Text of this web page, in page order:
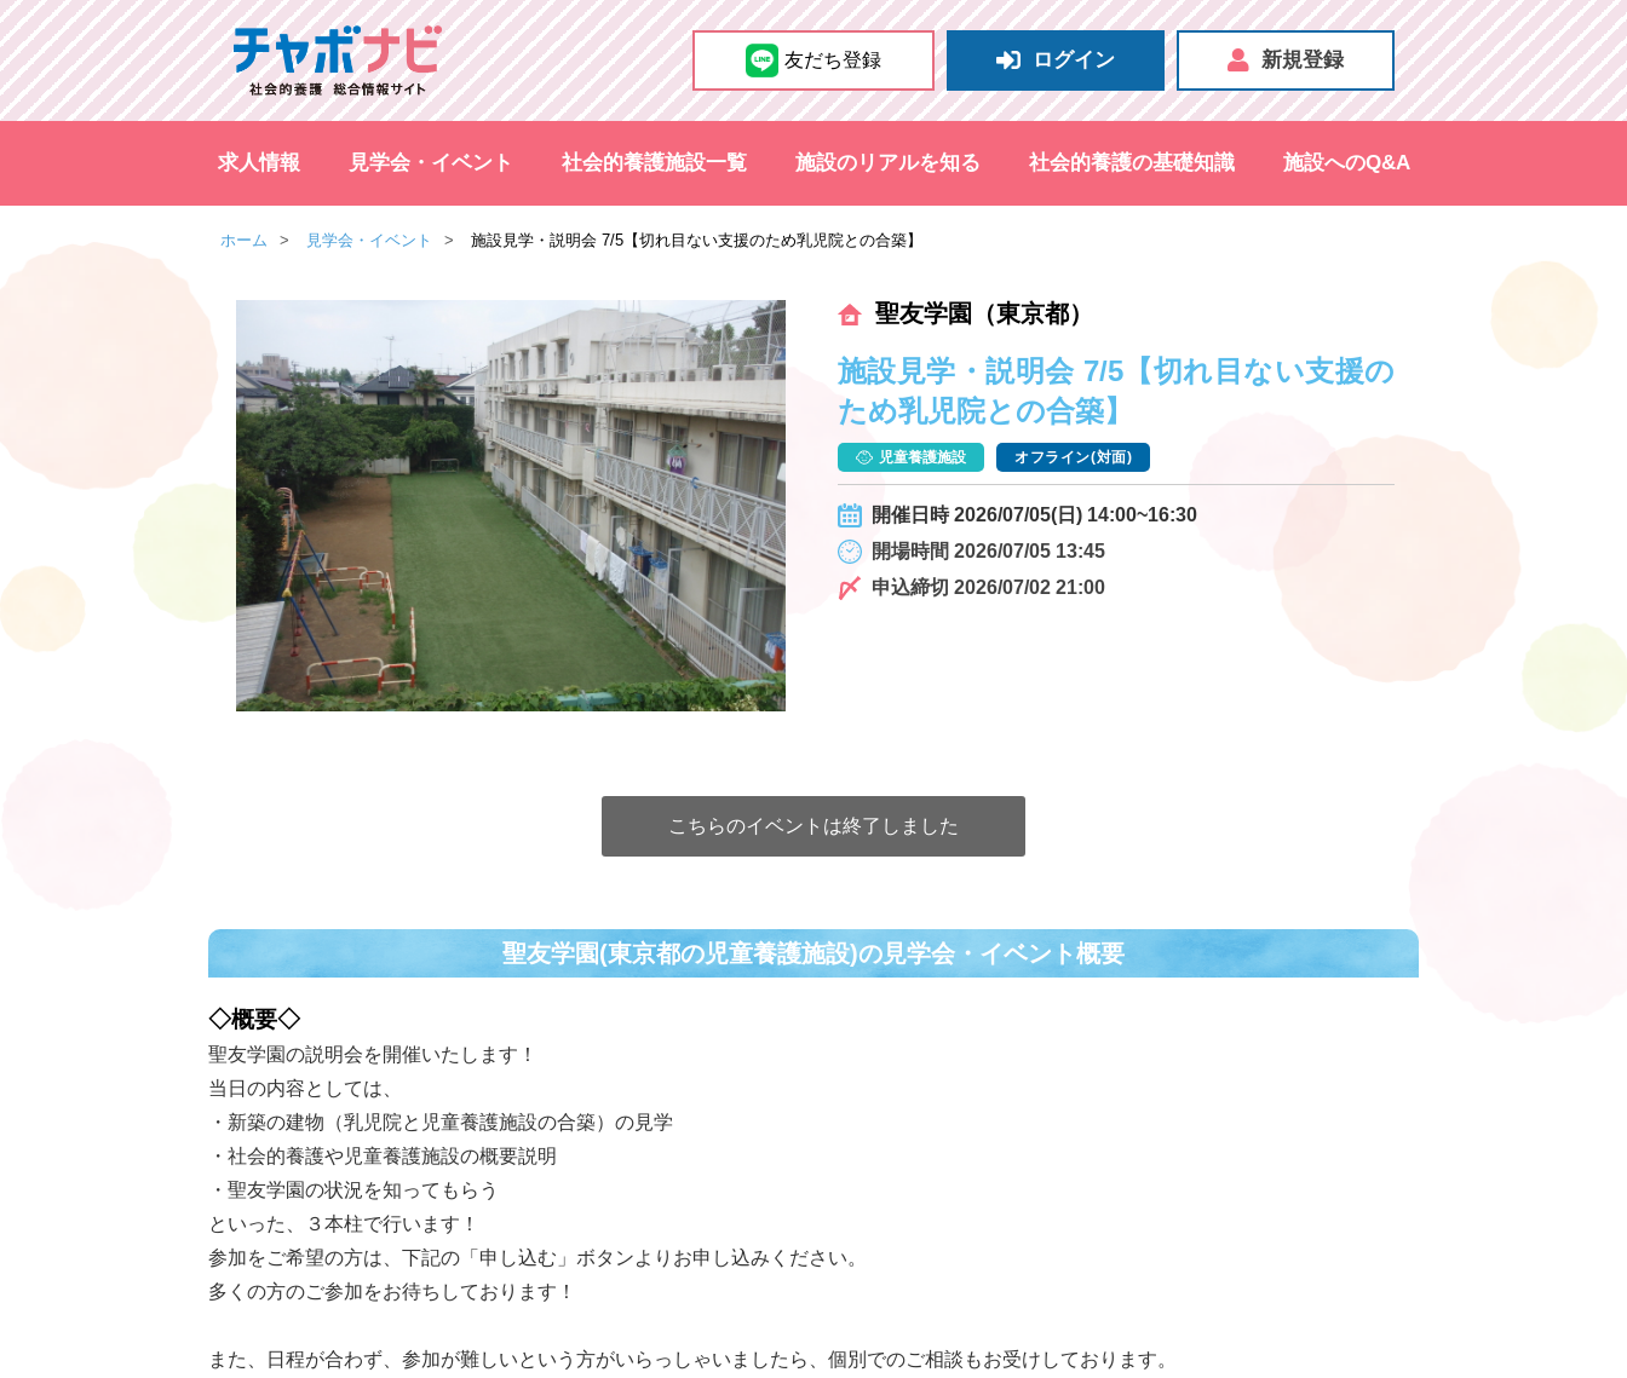
友だち登録 ログイン 新規登録
求人情報 見学会・イベント 社会的養護施設一覧 施設のリアルを知る 社会的養護の基礎知識 施設へのQ&A
ホーム 見学会・イベント 施設見学・説明会 7/5【切れ目ない支援のため乳児院との合築】
聖友学園（東京都）
施設見学・説明会 7/5【切れ目ない支援の
ため乳児院との合築】
児童養護施設 オフライン(対面)
開催日時 2026/07/05(日) 14:00~16:30
開場時間 2026/07/05 13:45
申込締切 2026/07/02 21:00
こちらのイベントは終了しました
聖友学園(東京都の児童養護施設)の⾒学会・イベント概要
◇概要◇
聖友学園の説明会を開催いたします！
当日の内容としては、
・新築の建物（乳児院と児童養護施設の合築）の見学
・社会的養護や児童養護施設の概要説明
・聖友学園の状況を知ってもらう
といった、３本柱で行います！
参加をご希望の方は、下記の「申し込む」ボタンよりお申し込みください。
多くの方のご参加をお待ちしております！
また、日程が合わず、参加が難しいという方がいらっしゃいましたら、個別でのご相談もお受けしております。